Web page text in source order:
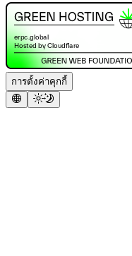
การตั้งค่าคุกกี้